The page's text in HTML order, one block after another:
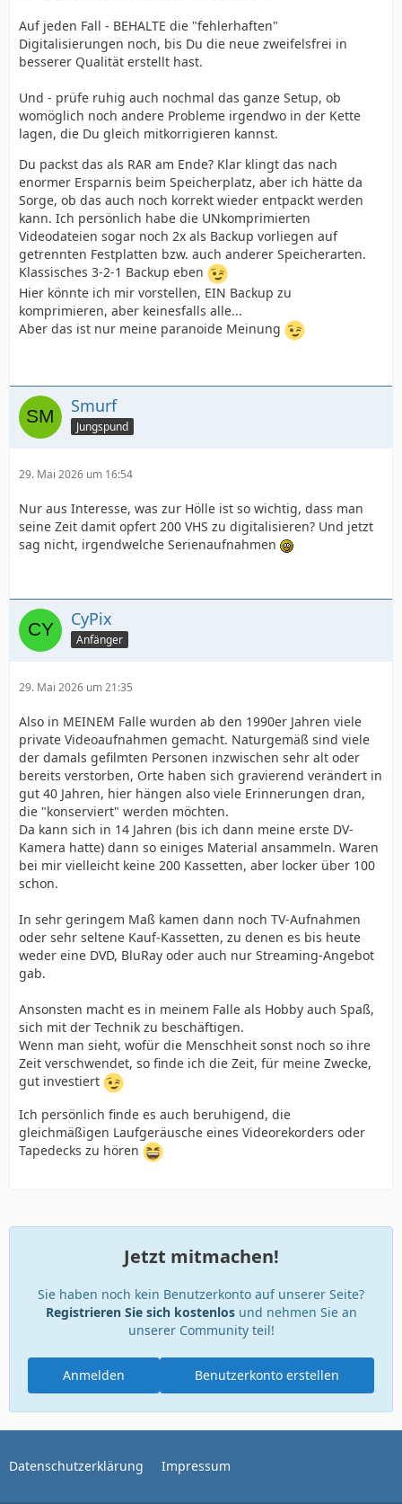
Auf jeden Fall - BEHALTE die "fehlerhaften"
Digitalisierungen noch, bis Du die neue zweifelsfrei in
besserer Qualität erstellt hast.
Und - prüfe ruhig auch nochmal das ganze Setup, ob
womöglich noch andere Probleme irgendwo in der Kette
lagen, die Du gleich mitkorrigieren kannst.
Du packst das als RAR am Ende? Klar klingt das nach
enormer Ersparnis beim Speicherplatz, aber ich hätte da
Sorge, ob das auch noch korrekt wieder entpackt werden
kann. Ich persönlich habe die UNkomprimierten
Videodateien sogar noch 2x als Backup vorliegen auf
getrennten Festplatten bzw. auch anderer Speicherarten.
Klassisches 3-2-1 Backup eben
Hier könnte ich mir vorstellen, EIN Backup zu
komprimieren, aber keinesfalls alle...
Aber das ist nur meine paranoide Meinung
Smurf
Jungspund
29. Mai 2026 um 16:54
Nur aus Interesse, was zur Hölle ist so wichtig, dass man
seine Zeit damit opfert 200 VHS zu digitalisieren? Und jetzt
sag nicht, irgendwelche Serienaufnahmen
CyPix
Anfänger
29. Mai 2026 um 21:35
Also in MEINEM Falle wurden ab den 1990er Jahren viele
private Videoaufnahmen gemacht. Naturgemäß sind viele
der damals gefilmten Personen inzwischen sehr alt oder
bereits verstorben, Orte haben sich gravierend verändert in
gut 40 Jahren, hier hängen also viele Erinnerungen dran,
die "konserviert" werden möchten.
Da kann sich in 14 Jahren (bis ich dann meine erste DV-
Kamera hatte) dann so einiges Material ansammeln. Waren
bei mir vielleicht keine 200 Kassetten, aber locker über 100
schon.
In sehr geringem Maß kamen dann noch TV-Aufnahmen
oder sehr seltene Kauf-Kassetten, zu denen es bis heute
weder eine DVD, BluRay oder auch nur Streaming-Angebot
gab.
Ansonsten macht es in meinem Falle als Hobby auch Spaß,
sich mit der Technik zu beschäftigen.
Wenn man sieht, wofür die Menschheit sonst noch so ihre
Zeit verschwendet, so finde ich die Zeit, für meine Zwecke,
gut investiert
Ich persönlich finde es auch beruhigend, die
gleichmäßigen Laufgeräusche eines Videorekorders oder
Tapedecks zu hören
Jetzt mitmachen!
Sie haben noch kein Benutzerkonto auf unserer Seite?
Registrieren Sie sich kostenlosund nehmen Sie an
unserer Community teil!
Benutzerkonto erstellen
Anmelden
Datenschutzerklärung Impressum